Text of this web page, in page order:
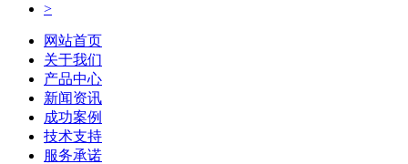
>
网站首页
关于我们
产品中心
新闻资讯
成功案例
技术支持
服务承诺